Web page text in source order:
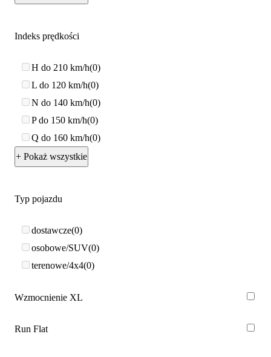
Indeks prędkości
H do 210 km/h 0
L do 120 km/h 0
N do 140 km/h 0
P do 150 km/h 0
Q do 160 km/h 0
+ Pokaż wszystkie
Typ pojazdu
dostawcze 0
osobowe/SUV 0
terenowe/4x4 0
Wzmocnienie XL
Run Flat